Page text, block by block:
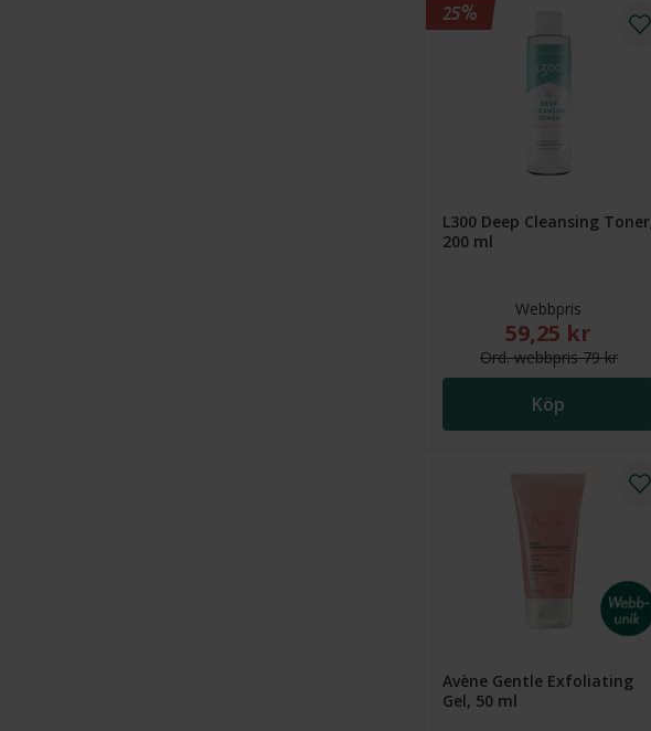
L300 Deep Cleansing
200 ml
Webbpris
Nytt
59,25 kr
Ord.webbpris79 kr
Köp
25%
Avène Gentle Exfoliating
Gel, 50 ml